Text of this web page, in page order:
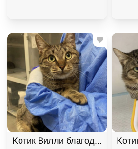
Котик Вилли благодарный и